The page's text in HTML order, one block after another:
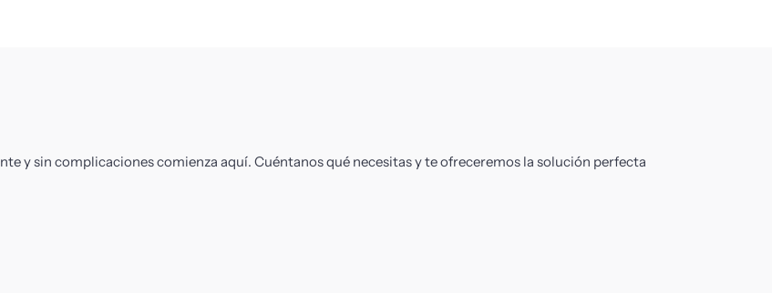
y sin complicaciones comienza aquí. Cuéntanos qué necesitas y te ofreceremos la solución perfecta